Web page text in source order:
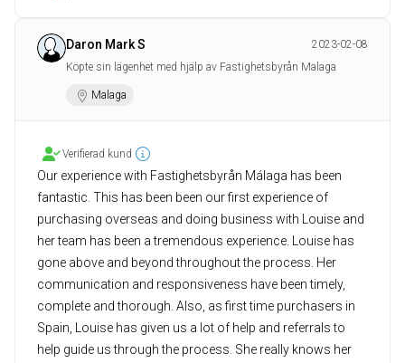
Daron Mark S
2023-02-08
Köpte sin lägenhet med hjälp av Fastighetsbyrån Malaga
Malaga
Verifierad kund
Our experience with Fastighetsbyrån Málaga has been
fantastic. This has been been our first experience of
purchasing overseas and doing business with Louise and
her team has been a tremendous experience. Louise has
gone above and beyond throughout the process. Her
communication and responsiveness have been timely,
complete and thorough. Also, as first time purchasers in
Spain, Louise has given us a lot of help and referrals to
help guide us through the process. She really knows her